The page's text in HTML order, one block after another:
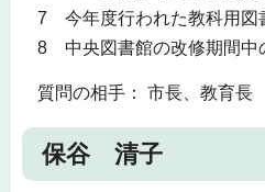
7 今年度行われた教科用図
8 中央図書館の改修期間中
質問の相手： 市長、教育長
保谷 清子